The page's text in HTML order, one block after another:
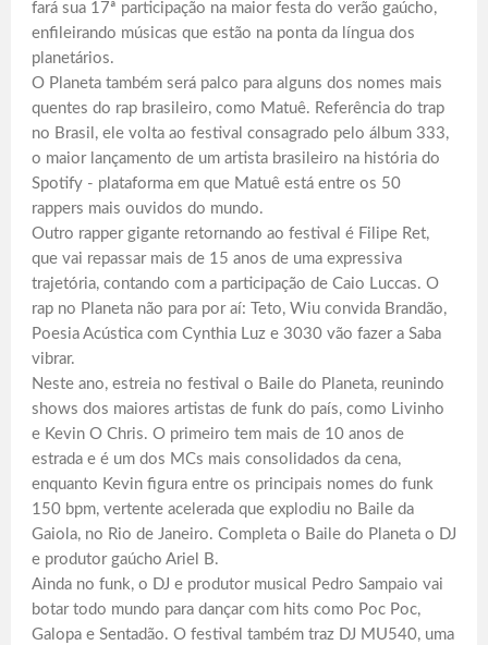
fará sua 17ª participação na maior festa do verão gaúcho,
enfileirando músicas que estão na ponta da língua dos
planetários.
O Planeta também será palco para alguns dos nomes mais
quentes do rap brasileiro, como Matuê. Referência do trap
no Brasil, ele volta ao festival consagrado pelo álbum 333,
o maior lançamento de um artista brasileiro na história do
Spotify - plataforma em que Matuê está entre os 50
rappers mais ouvidos do mundo.
Outro rapper gigante retornando ao festival é Filipe Ret,
que vai repassar mais de 15 anos de uma expressiva
trajetória, contando com a participação de Caio Luccas. O
rap no Planeta não para por aí: Teto, Wiu convida Brandão,
Poesia Acústica com Cynthia Luz e 3030 vão fazer a Saba
vibrar.
Neste ano, estreia no festival o Baile do Planeta, reunindo
shows dos maiores artistas de funk do país, como Livinho
e Kevin O Chris. O primeiro tem mais de 10 anos de
estrada e é um dos MCs mais consolidados da cena,
enquanto Kevin figura entre os principais nomes do funk
150 bpm, vertente acelerada que explodiu no Baile da
Gaiola, no Rio de Janeiro. Completa o Baile do Planeta o DJ
e produtor gaúcho Ariel B.
Ainda no funk, o DJ e produtor musical Pedro Sampaio vai
botar todo mundo para dançar com hits como Poc Poc,
Galopa e Sentadão. O festival também traz DJ MU540, uma